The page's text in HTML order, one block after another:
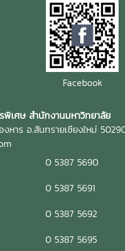
Facebook
พิเศษ สำนักงานมหาวิทยาลัย
หาร อ.สันทรายเชียงใหม่
0 5387 5690
0 5387 5691
0 5387 5692
0 5387 5695